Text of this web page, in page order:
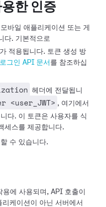
용한 인증
바일 애플리케이션 또는 게
다. 기본적으로
적용됩니다. 토큰 생성 방
그인 API 문서 를 참조하십
헤더에 전달됩니
, 여기에서
다. 이 토큰은 사용자를 식
세스를 제공합니다.
수 있습니다.
에 사용되며, API 호출이
케이션이 아닌 서버에서